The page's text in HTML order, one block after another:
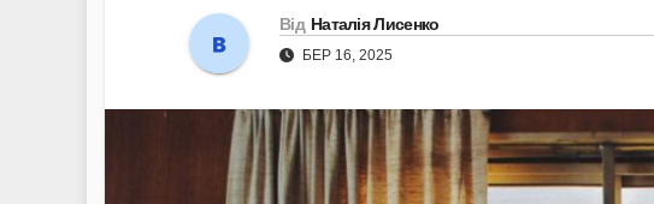
Від Наталія Лисенко
БЕР 16, 2025